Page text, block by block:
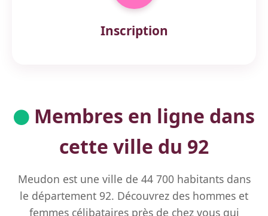
Inscription
Membres en ligne dans
cette ville du 92
Meudon est une ville de 44 700 habitants dans
le département 92. Découvrez des hommes et
femmes célibataires près de chez vous qui